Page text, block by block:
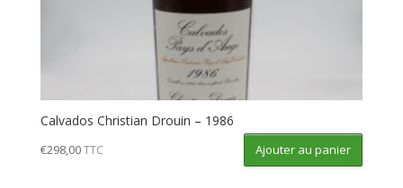
Calvados Christian Drouin – 1986
€298,00TTC Ajouter au panier